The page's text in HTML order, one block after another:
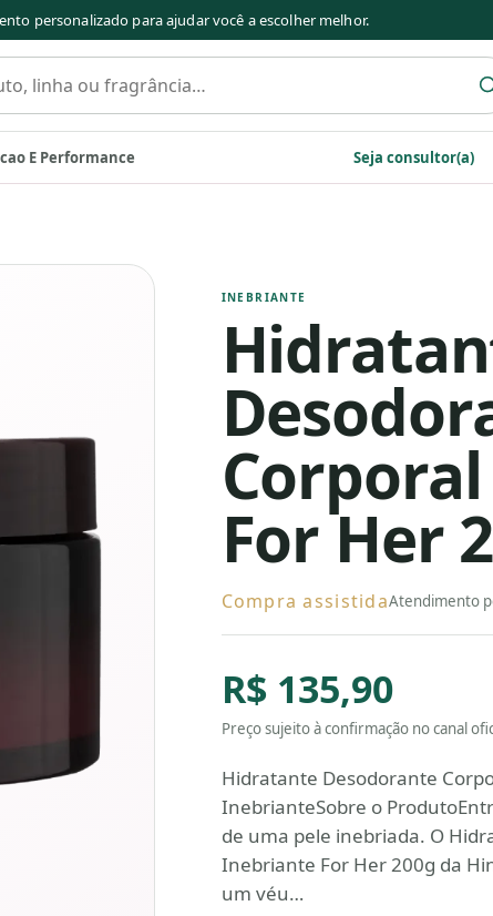
personalizado para ajudar você a escolher melhor.
E Performance Seja consultor(a)
INEBRIANTE
For Her
Compra assistidaAtendimento
R$ 135,90
Preço sujeito à confirmação no canal
Hidratante Desodorante
InebrianteSobre o
de uma pele inebriada. O
Inebriante For Her 200g da
um véu…